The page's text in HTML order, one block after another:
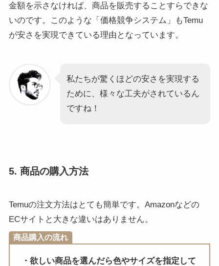
金額を示さなければ、商品を販売することすらできな
いのです。このような「価格競争システム」もTemu
が安さを実現できている理由となっています。
私たちが驚くほどの安さを実現する
ために、様々な工夫がされているん
ですね！
5. 商品の購入方法
Temuの注文方法はとても簡単です。Amazonなどの
ECサイトと大きな違いはありません。
商品購入の流れ
欲しい商品を選んだら色やサイズを指定して